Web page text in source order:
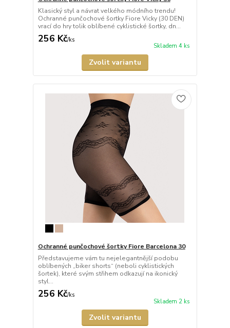
Klasický styl a návrat velkého módního trendu!
Ochranné punčochové šortky Fiore Vicky (30 DEN)
vrací do hry tolik oblíbené cyklistické šortky, dn...
256 Kč/ks
Skladem 4 ks
Zvolit variantu
Ochranné punčochové šortky Fiore Barcelona 30
Představujeme vám tu nejelegantnější podobu
oblíbených „biker shorts“ (neboli cyklistických
šortek), které svým střihem odkazují na ikonický
styl...
256 Kč/ks
Skladem 2 ks
Zvolit variantu